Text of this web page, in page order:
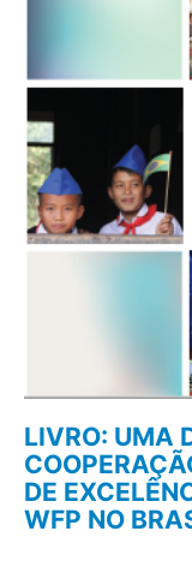
LIVRO: UMA
DE
WFP NO